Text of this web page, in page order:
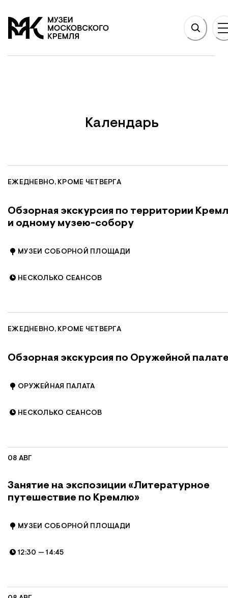
На главную
Календарь
ЕЖЕДНЕВНО, КРОМЕ ЧЕТВЕРГА
Обзорная экскурсия по территории
и одному музею-собору
МУЗЕИ СОБОРНОЙ ПЛОЩАДИ
НЕСКОЛЬКО СЕАНСОВ
ЕЖЕДНЕВНО, КРОМЕ ЧЕТВЕРГА
Обзорная экскурсия по Оружейной
ОРУЖЕЙНАЯ ПАЛАТА
НЕСКОЛЬКО СЕАНСОВ
08 АВГ
Занятие на экспозиции «Литературное
путешествие по Кремлю»
МУЗЕИ СОБОРНОЙ ПЛОЩАДИ
12:30 —14:45